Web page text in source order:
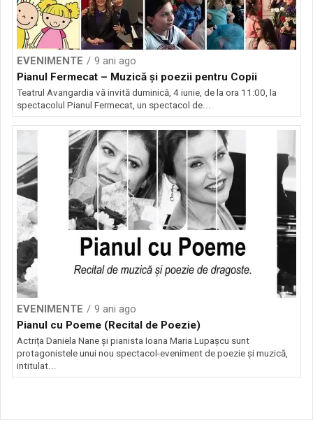
EVENIMENTE
9 ani ago
Pianul Fermecat – Muzică și poezii pentru Copii
Teatrul Avangardia vă invită duminică, 4 iunie, de la ora 11:00, la
spectacolul Pianul Fermecat, un spectacol de...
EVENIMENTE
9 ani ago
Pianul cu Poeme (Recital de Poezie)
Actrița Daniela Nane și pianista Ioana Maria Lupașcu sunt
protagonistele unui nou spectacol-eveniment de poezie și muzică,
intitulat...